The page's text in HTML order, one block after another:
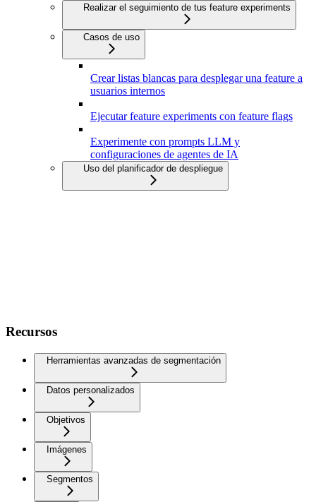
Realizar el seguimiento de tus feature experiments
Casos de uso
Crear listas blancas para desplegar una feature a
usuarios internos
Ejecutar feature experiments con feature flags
Experimente con prompts LLM y
configuraciones de agentes de IA
Uso del planificador de despliegue
Recursos
Herramientas avanzadas de segmentación
Datos personalizados
Objetivos
Imágenes
Segmentos